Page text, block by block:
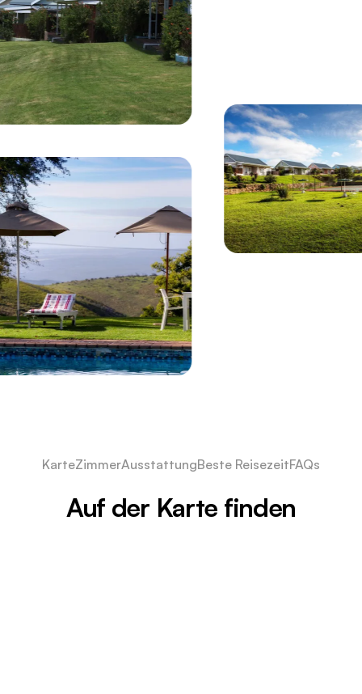
KarteZimmerAusstattungBeste ReisezeitFAQs
Auf der Karte finden